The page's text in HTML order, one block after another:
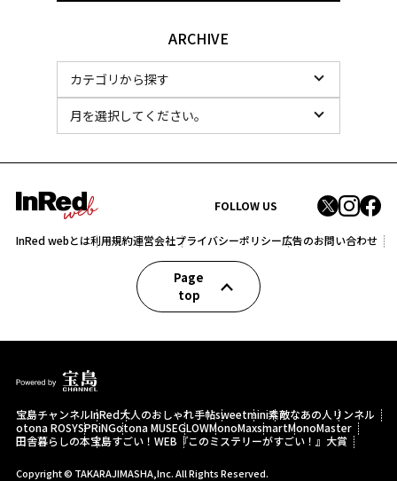
ARCHIVE
FOLLOW US
InRed webとは利用規約運営会社プライバシーポリシー広告のお問い合わせ
Page
top
宝島チャンネルInRed大人のおしゃれ手帖sweetmini素敵なあの人 リンネル
otona ROSYSPRiNGotona MUSEGLOWMonoMaxsmartMonoMaster
田舎暮らしの本宝島すごい！WEB 『このミステリーがすごい！』大賞
Copyright © TAKARAJIMASHA,Inc. All Rights Reserved.